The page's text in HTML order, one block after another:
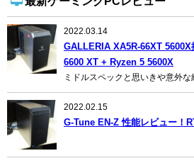
2022.03.14
GALLERIA XA5R-66XT
6600 XT + Ryzen 5 5600X
ミドルスペックと思いきや意外な
2022.02.15
G-Tune EN-Z 性能レビュー！